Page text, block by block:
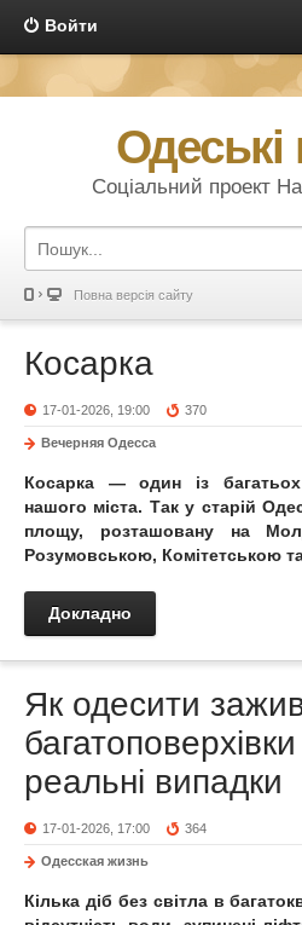
Войти
Одеські
Соціальний проект
Повна версія сайту
Косарка
17-01-2026, 19:00 370
Вечерняя Одесса
Косарка — один із багатьох
нашого міста. Так у старій
площу, розташовану на
Розумовською, Комітетською
Докладно
Як одесити
реальні випадки
17-01-2026, 17:00 364
Одесская жизнь
Кілька діб без світла в